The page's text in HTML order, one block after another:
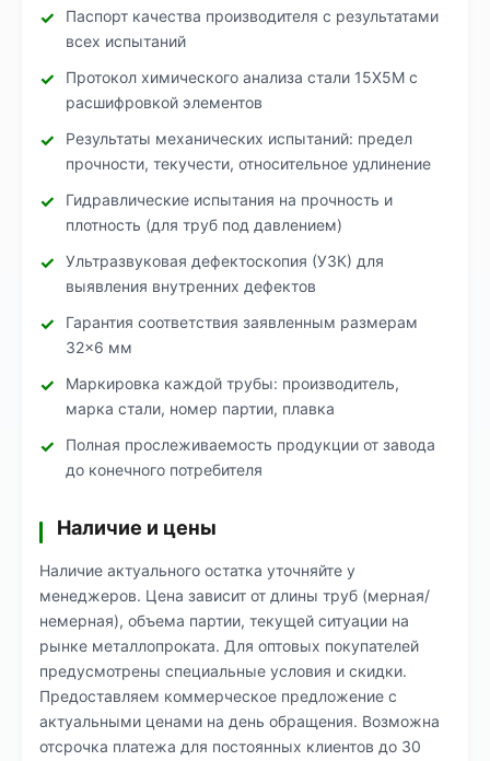
Паспорт качества производителя с результатами
всех испытаний
Протокол химического анализа стали 15Х5М с
расшифровкой элементов
Результаты механических испытаний: предел
прочности, текучести, относительное удлинение
Гидравлические испытания на прочность и
плотность (для труб под давлением)
Ультразвуковая дефектоскопия (УЗК) для
выявления внутренних дефектов
Гарантия соответствия заявленным размерам
32×6 мм
Маркировка каждой трубы: производитель,
марка стали, номер партии, плавка
Полная прослеживаемость продукции от завода
до конечного потребителя
Наличие и цены
Наличие актуального остатка уточняйте у
менеджеров. Цена зависит от длины труб (мерная/
немерная), объема партии, текущей ситуации на
рынке металлопроката. Для оптовых покупателей
предусмотрены специальные условия и скидки.
Предоставляем коммерческое предложение с
актуальными ценами на день обращения. Возможна
отсрочка платежа для постоянных клиентов до 30